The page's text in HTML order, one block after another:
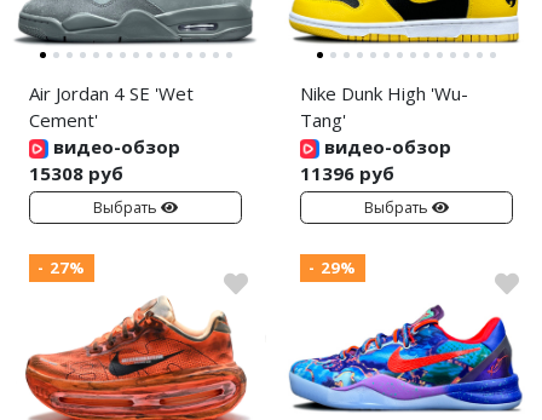
Air Jordan 4 SE 'Wet
Cement'
видео-обзор
15308 руб
Выбрать
Nike Dunk High 'Wu-
Tang'
видео-обзор
11396 руб
Выбрать
- 27% - 29%